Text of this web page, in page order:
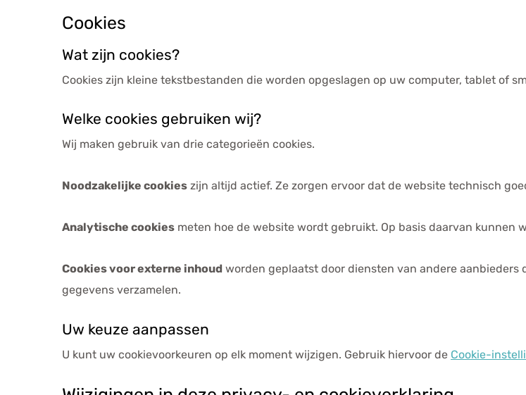
Cookies
Wat zijn cookies?
Cookies zijn kleine tekstbestanden die worden opgeslagen op uw computer, tablet of
Welke cookies gebruiken wij?
Wij maken gebruik van drie categorieën cookies.
Noodzakelijke cookies zijn altijd actief. Ze zorgen ervoor dat de website technisch
Analytische cookies meten hoe de website wordt gebruikt. Op basis daarvan kunnen
Cookies voor externe inhoud worden geplaatst door diensten van andere
gegevens verzamelen.
Uw keuze aanpassen
U kunt uw cookievoorkeuren op elk moment wijzigen. Gebruik hiervoor de Cookie-